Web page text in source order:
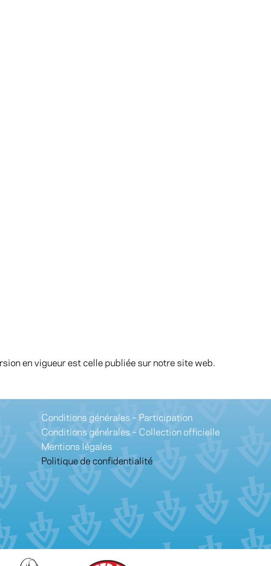
en vigueur est celle publiée sur notre site web.
Conditions générales – Participation
Conditions générales – Collection officielle
Mentions légales
Politique de confidentialité